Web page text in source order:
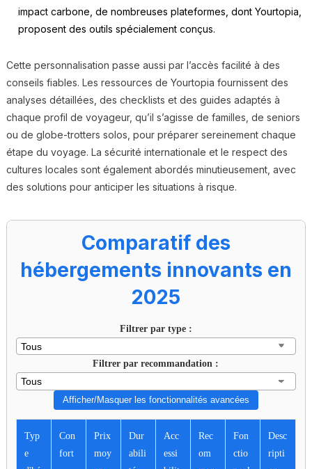
impact carbone, de nombreuses plateformes, dont Yourtopia,
proposent des outils spécialement conçus.
Cette personnalisation passe aussi par l’accès facilité à des
conseils fiables. Les ressources de Yourtopia fournissent des
analyses détaillées, des checklists et des guides adaptés à
chaque profil de voyageur, qu’il s’agisse de familles, de seniors
ou de globe-trotters solos, pour préparer sereinement chaque
étape du voyage. La sécurité internationale et le respect des
cultures locales sont également abordés minutieusement, avec
des solutions pour anticiper les situations à risque.
Comparatif des
hébergements innovants en
2025
Filtrer par type :
Filtrer par recommandation :
Afficher/Masquer les fonctionnalités avancées
Typ
e
Con
fort
Prix
moy
Dur
abili
Acc
essi
Rec
om
Fon
ctio
Desc
ripti